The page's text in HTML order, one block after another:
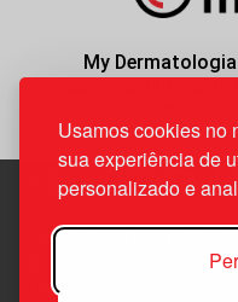
Usamos cookies no
sua experiência de
personalizado e
My
responsabilidade da
Edif. Lisboa Oriente | Av.
1800-282 Lisboa | Portugal